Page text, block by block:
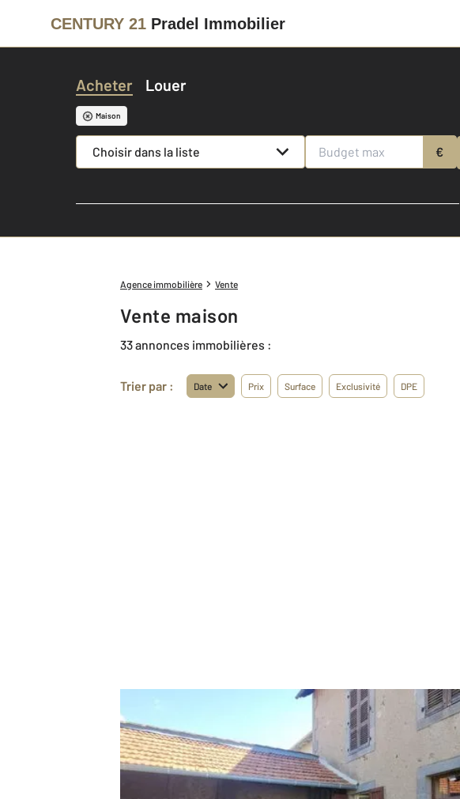
CENTURY 21 Pradel Immobilier
Acheter Louer
Maison
Choisir dans la liste €
Agence immobilière Vente
Vente maison
33 annonces immobilières :
Trier par : Date Prix Surface Exclusivité DPE